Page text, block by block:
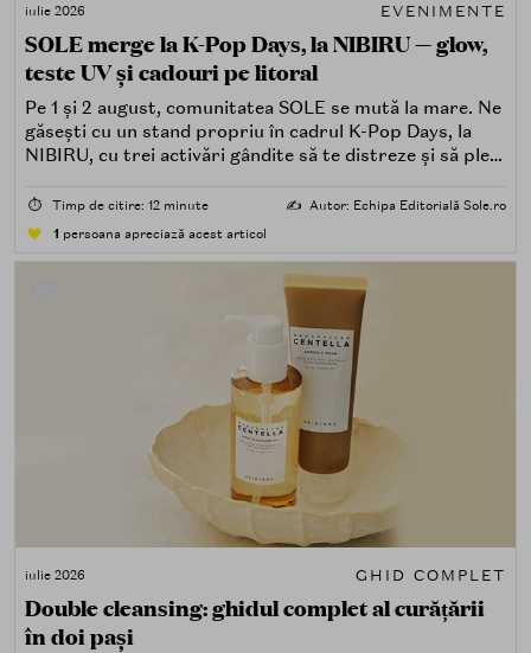
iulie 2026 EVENIMENTE
SOLE merge la K-Pop Days, la NIBIRU — glow,
teste UV și cadouri pe litoral
Pe 1 și 2 august, comunitatea SOLE se mută la mare. Ne
găsești cu un stand propriu în cadrul K-Pop Days, la
NIBIRU, cu trei activări gândite să te distreze și să pleci
⏱️ Timp de citire: 12 minute ✍️ Autor: Echipa Editorială Sole.ro
1 persoana apreciază acest articol
iulie 2026 GHID COMPLET
Double cleansing: ghidul complet al curățării
în doi pași